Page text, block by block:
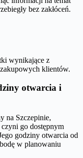
bez zakłóceń.
wynikające z
klientów.
otwarcia i
na Szczepinie,
go dostępnym
godziny otwarcia od
w planowaniu